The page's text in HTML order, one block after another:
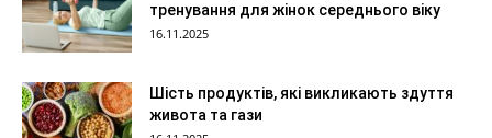
тренування для жінок середнього віку
16.11.2025
Шість продуктів, які викликають здуття
живота та гази